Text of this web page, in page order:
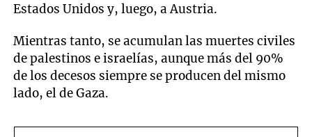
Estados Unidos y, luego, a Austria.
Mientras tanto, se acumulan las muertes civiles
de palestinos e israelías, aunque más del 90%
de los decesos siempre se producen del mismo
lado, el de Gaza.